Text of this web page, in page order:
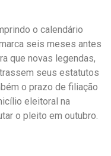
o calendário
seis meses antes
que novas legendas,
seus estatutos
o prazo de filiação
eleitoral na
o pleito em outubro.